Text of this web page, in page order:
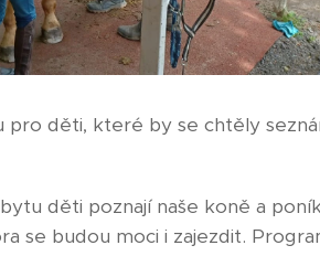
děti, které by se chtěly
děti poznají naše koně a
se budou moci i zajezdit.